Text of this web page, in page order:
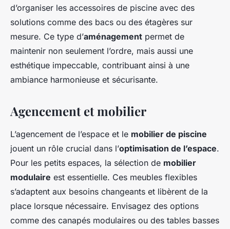
d’organiser les accessoires de piscine avec des
solutions comme des bacs ou des étagères sur
mesure. Ce type d’aménagement permet de
maintenir non seulement l’ordre, mais aussi une
esthétique impeccable, contribuant ainsi à une
ambiance harmonieuse et sécurisante.
Agencement et mobilier
L’agencement de l’espace et le mobilier de piscine
jouent un rôle crucial dans l’optimisation de l’espace.
Pour les petits espaces, la sélection de mobilier
modulaire est essentielle. Ces meubles flexibles
s’adaptent aux besoins changeants et libèrent de la
place lorsque nécessaire. Envisagez des options
comme des canapés modulaires ou des tables basses